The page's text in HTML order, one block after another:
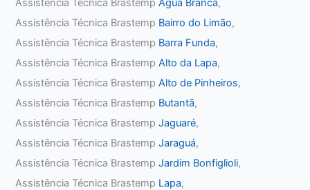
Assistência Técnica BrastempÁgua Branca,
Assistência Técnica Brastemp Bairro do Limão,
Assistência Técnica Brastemp Barra Funda,
Assistência Técnica BrastempAlto da Lapa,
Assistência Técnica BrastempAlto de Pinheiros,
Assistência Técnica Brastemp Butantã,
Assistência Técnica BrastempJaguaré,
Assistência Técnica BrastempJaraguá,
Assistência Técnica BrastempJardim Bonfiglioli,
Assistência Técnica Brastemp Lapa,